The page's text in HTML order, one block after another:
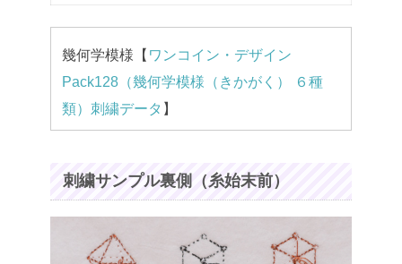
幾何学模様【 ワンコイン・デザイン
Pack128（幾何学模様（きかがく） ６種
類）刺繍データ 】
刺繍サンプル裏側（糸始末前）